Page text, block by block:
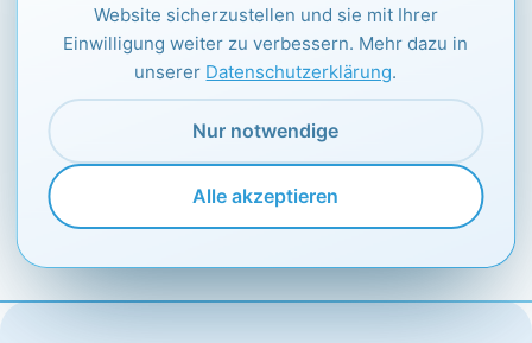
Eberstadt
[/vc_column_text][/vc_column][vc_column
width=”1/3″][vc_single_image image=”4943″
img_size=”medium” onclick=”img_link_large”]
[/vc_column][/vc_row]
Website sicherzustellen und sie mit Ihrer
Einwilligung weiter zu verbessern. Mehr dazu in
unserer Datenschutzerklärung.
Nur notwendige
Alle akzeptieren